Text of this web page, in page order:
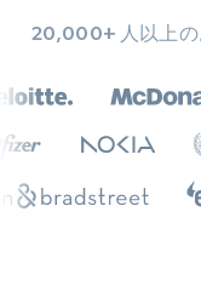
20,000+ 人以上の